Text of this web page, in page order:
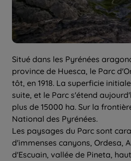
Situé dans les Pyrénées
province de Huesca, le Parc
tôt, en 1918. La superficie
suite, et le Parc s'étend
plus de 15000 ha. Sur la
National des Pyrénées.
Les paysages du Parc sont
d'immenses canyons, Ordesa,
d'Escuain, vallée de Pineta,